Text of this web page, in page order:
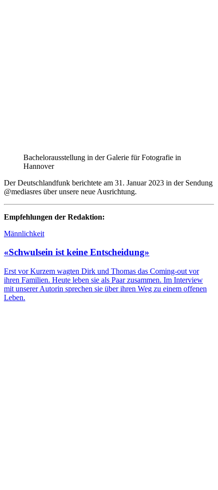
Bachelorausstellung in der Galerie für Fotografie in
Hannover
Der Deutschlandfunk berichtete am 31. Januar 2023 in der Sendung
@mediasres über unsere neue Ausrichtung.
Empfehlungen der Redaktion:
Männlichkeit
«Schwulsein ist keine Entscheidung»
Erst vor Kurzem wagten Dirk und Thomas das Coming-out vor
ihren Familien. Heute leben sie als Paar zusammen. Im Interview
mit unserer Autorin sprechen sie über ihren Weg zu einem offenen
Leben.